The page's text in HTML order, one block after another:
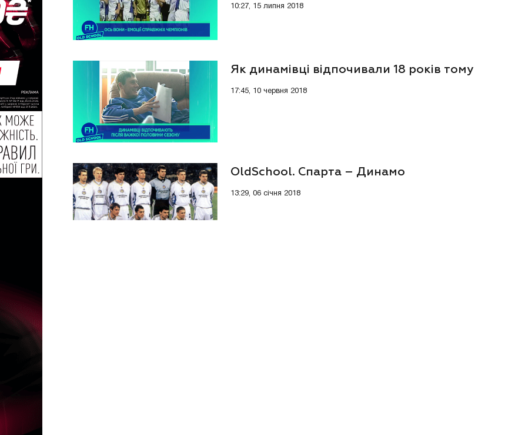
10:27, 15 липня 2018
Як динамівці відпочивали 18 років тому
17:45, 10 червня 2018
OldSchool. Спарта – Динамо
13:29, 06 січня 2018